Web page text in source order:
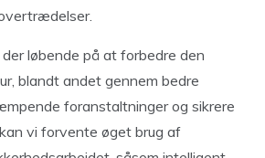
løbende på at forbedre den
blandt andet gennem bedre
foranstaltninger og sikrere
vi forvente øget brug af